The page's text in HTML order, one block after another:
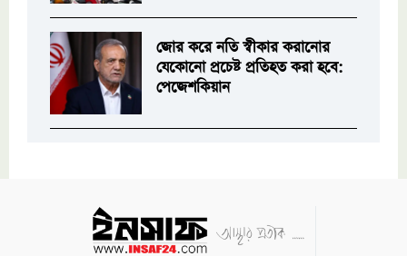
জোর করে নতি স্বীকার করানোর
যেকোনো প্রচেষ্ট প্রতিহত করা হবে:
পেজেশকিয়ান